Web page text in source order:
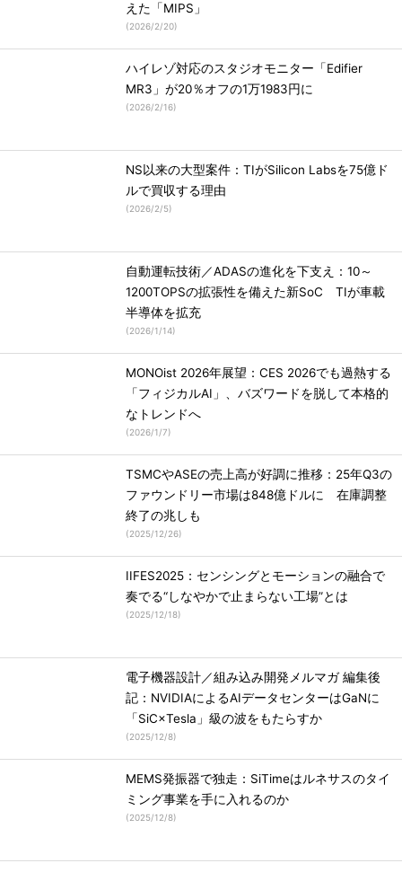
えた「MIPS」
(2026/2/20)
ハイレゾ対応のスタジオモニター「Edifier
MR3」が20％オフの1万1983円に
(2026/2/16)
NS以来の大型案件：TIがSilicon Labsを75億ド
ルで買収する理由
(2026/2/5)
自動運転技術／ADASの進化を下支え：10～
1200TOPSの拡張性を備えた新SoC TIが車載
半導体を拡充
(2026/1/14)
MONOist 2026年展望：CES 2026でも過熱する
「フィジカルAI」、バズワードを脱して本格的
なトレンドへ
(2026/1/7)
TSMCやASEの売上高が好調に推移：25年Q3の
ファウンドリー市場は848億ドルに 在庫調整
終了の兆しも
(2025/12/26)
IIFES2025：センシングとモーションの融合で
奏でる“しなやかで止まらない工場”とは
(2025/12/18)
電子機器設計／組み込み開発メルマガ 編集後
記：NVIDIAによるAIデータセンターはGaNに
「SiC×Tesla」級の波をもたらすか
(2025/12/8)
MEMS発振器で独走：SiTimeはルネサスのタイ
ミング事業を手に入れるのか
(2025/12/8)